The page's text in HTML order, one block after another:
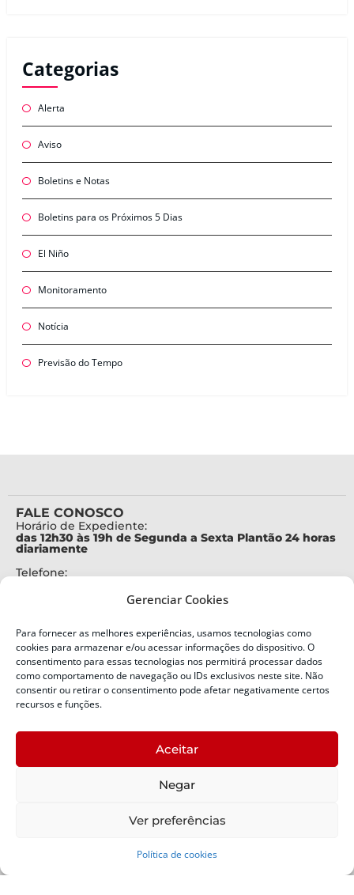
Gerenciar Cookies
Para fornecer as melhores experiências, usamos tecnologias como
cookies para armazenar e/ou acessar informações do dispositivo. O
consentimento para essas tecnologias nos permitirá processar dados
como comportamento de navegação ou IDs exclusivos neste site. Não
consentir ou retirar o consentimento pode afetar negativamente certos
recursos e funções.
Aceitar
Negar
Ver preferências
Política de cookies
Categorias
Alerta
Aviso
Boletins e Notas
Boletins para os Próximos 5 Dias
El Niño
Monitoramento
Notícia
Previsão do Tempo
FALE CONOSCO
Horário de Expediente:
das 12h30 às 19h de Segunda a Sexta Plantão 24 horas
diariamente
Telefone:
Alertas Defesa Civil:
SMS 40199
ENDEREÇO
Defesa Civil do Estado de Santa Catarina
Capoeiras, Florianópolis, SC
Política de Privacidade